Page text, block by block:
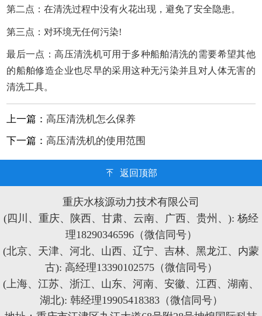
第二点：在清洗过程中没有火花出现，避免了安全隐患。
第三点：对环境无任何污染!
最后一点：高压清洗机可用于多种船舶清洗的需要希望其他
的船舶修造企业也尽早的采用这种无污染并且对人体无害的
清洗工具。
上一篇：高压清洗机怎么保养
下一篇：高压清洗机的使用范围
返回顶部
重庆水核源动力技术有限公司
(四川、重庆、陕西、甘肃、云南、广西、贵州、): 杨经
理18290346596（微信同号）
(北京、天津、河北、山西、辽宁、吉林、黑龙江、内蒙
古): 高经理13390102575（微信同号）
(上海、江苏、浙江、山东、河南、安徽、江西、湖南、
湖北): 韩经理19905418383（微信同号）